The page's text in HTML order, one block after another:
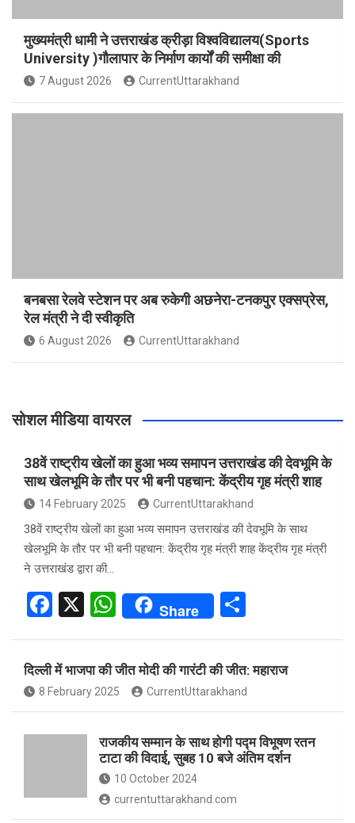
मुख्यमंत्री धामी ने उत्तराखंड क्रीड़ा विश्वविद्यालय(Sports
University )गौलापार के निर्माण कार्यों की समीक्षा की
7 August 2026 CurrentUttarakhand
बनबसा रेलवे स्टेशन पर अब रुकेगी अछनेरा-टनकपुर एक्सप्रेस,
रेल मंत्री ने दी स्वीकृति
6 August 2026 CurrentUttarakhand
सोशल मीडिया वायरल
38वें राष्ट्रीय खेलों का हुआ भव्य समापन उत्तराखंड की देवभूमि के
साथ खेलभूमि के तौर पर भी बनी पहचान: केंद्रीय गृह मंत्री शाह
14 February 2025 CurrentUttarakhand
38वें राष्ट्रीय खेलों का हुआ भव्य समापन उत्तराखंड की देवभूमि के साथ
खेलभूमि के तौर पर भी बनी पहचान: केंद्रीय गृह मंत्री शाह केंद्रीय गृह मंत्री
ने उत्तराखंड द्वारा की…
F
ce
b
o
o
X
W
at
s
A
p
p
Share
e
दिल्ली में भाजपा की जीत मोदी की गारंटी की जीत: महाराज
8 February 2025 CurrentUttarakhand
राजकीय सम्मान के साथ होगी पद्म विभूषण रतन
टाटा की विदाई, सुबह 10 बजे अंतिम दर्शन
10 October 2024
currentuttarakhand.com